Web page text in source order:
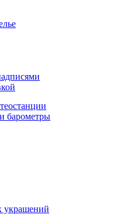
барометры
украшений